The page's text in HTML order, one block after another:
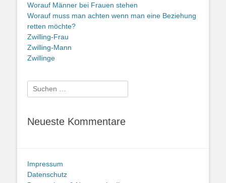
Worauf Männer bei Frauen stehen
Worauf muss man achten wenn man eine Beziehung
retten möchte?
Zwilling-Frau
Zwilling-Mann
Zwillinge
Suche
nach:
Neueste Kommentare
Impressum
Datenschutz